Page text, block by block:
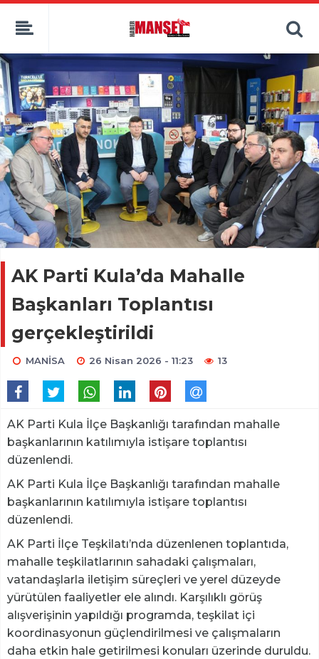
AK Parti Kula’da Mahalle
Başkanları Toplantısı
gerçekleştirildi
MANİSA 26 Nisan 2026 - 11:23 13
AK Parti Kula İlçe Başkanlığı tarafından mahalle
başkanlarının katılımıyla istişare toplantısı
düzenlendi.
AK Parti Kula İlçe Başkanlığı tarafından mahalle
başkanlarının katılımıyla istişare toplantısı
düzenlendi.
AK Parti İlçe Teşkilatı’nda düzenlenen toplantıda,
mahalle teşkilatlarının sahadaki çalışmaları,
vatandaşlarla iletişim süreçleri ve yerel düzeyde
yürütülen faaliyetler ele alındı. Karşılıklı görüş
alışverişinin yapıldığı programda, teşkilat içi
koordinasyonun güçlendirilmesi ve çalışmaların
daha etkin hale getirilmesi konuları üzerinde duruldu.